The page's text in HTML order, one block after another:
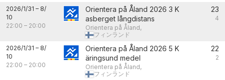
2026/1/31 – 8/
10
22:00 – 20:00
Orientera på Åland 2026 3 K
asberget långdistans
Orientera på Åland,
フィンランド
23
4
2026/1/31 – 8/
10
22:00 – 20:00
Orientera på Åland 2026 5 K
äringsund medel
Orientera på Åland,
フィンランド
22
2